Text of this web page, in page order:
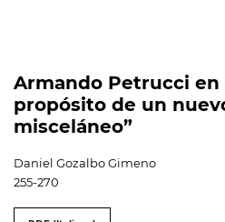
Armando Petrucci en
propósito de un
misceláneo”
Daniel Gozalbo Gimeno
255-270